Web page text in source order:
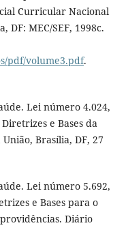
Curricular Nacional
DF: MEC/SEF, 1998c.
pdf/volume3.pdf.
Lei número 4.024,
e Bases da
Brasília, DF, 27
Lei número 5.692,
e Bases para o
Diário